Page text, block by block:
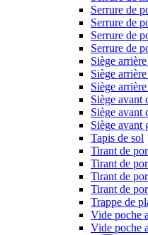
Serrure de
Serrure de
Serrure de
Serrure de
Siège
Siège
Siège
Siège avant
Siège avant
Siège avant
Tapis de sol
Tirant de
Tirant de
Tirant de
Tirant de
Trappe de
Vide poche
Vide poche